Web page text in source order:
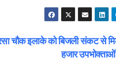
चौक इलाके को बिजली संकट से
हजार